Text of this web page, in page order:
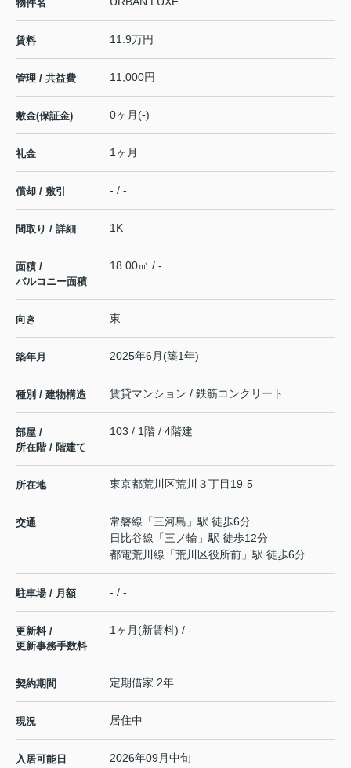
物件名
賃料 11.9万円
管理 / 共益費 11,000円
敷金(保証金) 0ヶ月(-)
礼金 1ヶ月
償却 / 敷引 - / -
間取り / 詳細 1K
面積 /
バルコニー面積
18.00㎡ / -
向き 東
築年月 2025年6月(築1年)
種別 / 建物構造 賃貸マンション / 鉄筋コンクリート
部屋 /
所在階 / 階建て
103 / 1階 / 4階建
所在地 東京都荒川区荒川 ３丁目19-5
交通 常磐線 「三河島 」駅 徒歩6分
日比谷線 「三ノ輪 」駅 徒歩12分
都電荒川線 「荒川区役所前 」駅 徒歩6分
駐車場 / 月額 - / -
更新料 /
更新事務手数料
1ヶ月(新賃料) / -
契約期間 定期借家 2年
現況 居住中
入居可能日 2026年09月中旬